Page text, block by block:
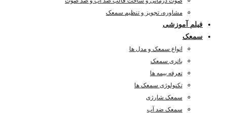
مشاوره، تجویز و تنظیم سمعک
فیلم آموزشی
سمعک
انواع سمعک و مدل ها
باتری سمعک
تعرفه بیمه ها
تکنولوژی سمعک ها
سمعک شارژی
سمعک ضد آب